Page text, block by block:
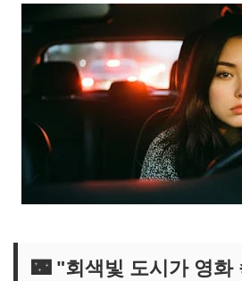
🌃 "회색빛 도시가 영화